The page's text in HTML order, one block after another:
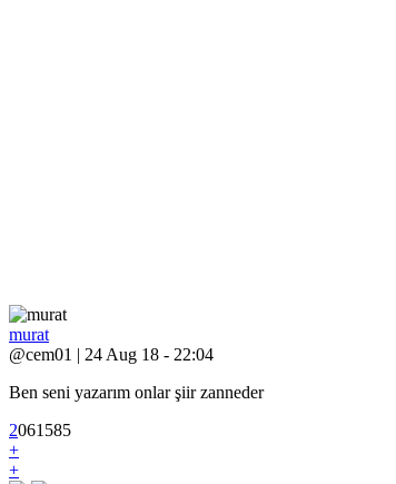
murat
@cem01 | 24 Aug 18 - 22:04
Ben seni yazarım onlar şiir zanneder
2061585
+
+